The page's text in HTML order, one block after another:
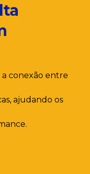
conexão entre
ajudando os